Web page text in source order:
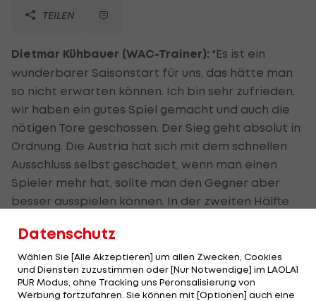
TEILEN
Dietmar Kühbauer (WAC-Trainer): "Es ist ein
wunderbarer Saisonstart für uns, das hätte man
so nicht erwarten können. Ich bin sehr zufrieden,
wir haben ein gutes Spiel gemacht und auch die
nötigen Tore geschossen. Der Sieg geht absolut in
Ordnung. Die Austria hat sich mit dem schnellen
Ausschluss selbst geschadet, wenn man einen
Spieler mehr hat, sollte man den Gegner aber
besser ausspielen können. In der zweiten Hälfte
auch genützt."
Gerald Baumgartner (Austria-Trainer):"Der
Ausschluss hat uns sehr geschadet, wir haben uns
Datenschutz
Wählen Sie [Alle Akzeptieren] um allen Zwecken, Cookies
und Diensten zuzustimmen oder [Nur Notwendige] im LAOLA1
PUR Modus, ohne Tracking uns Peronsalisierung von
Werbung fortzufahren. Sie können mit [Optionen] auch eine